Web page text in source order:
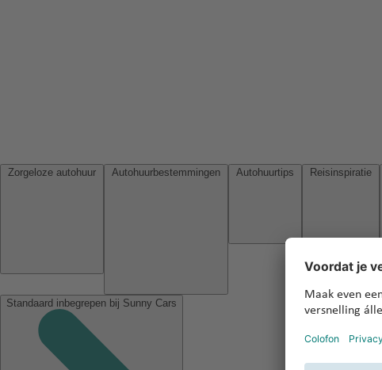
Standaard inbegrepen bij Sunny Cars